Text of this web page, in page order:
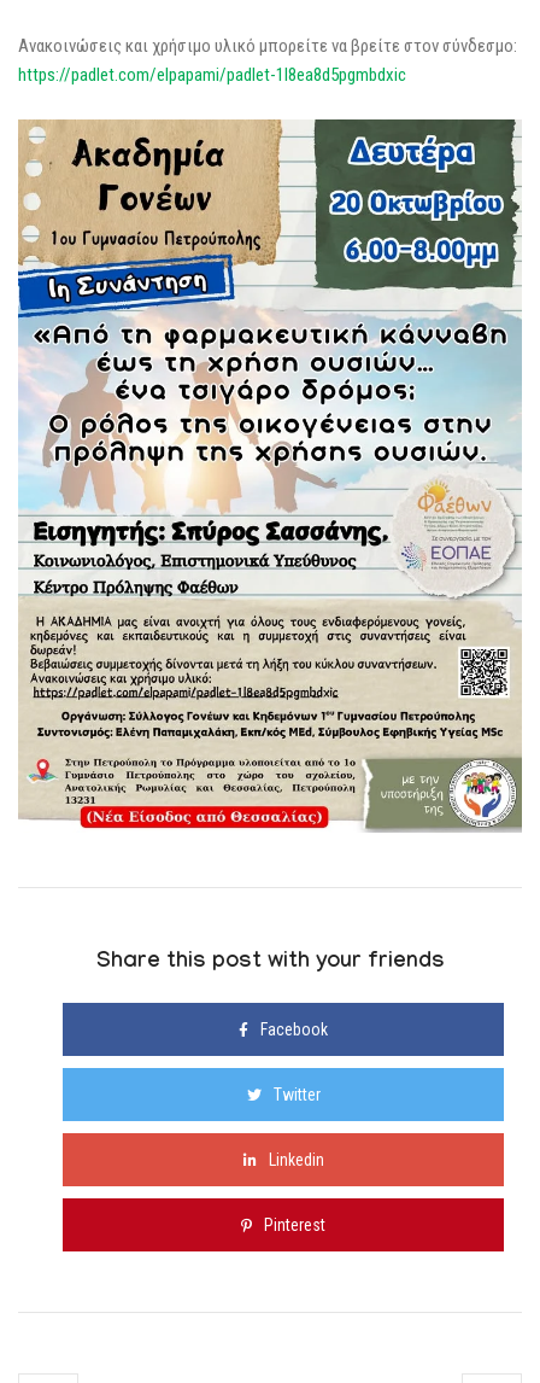
Ανακοινώσεις και χρήσιμο υλικό μπορείτε να βρείτε στον σύνδεσμο:
https://padlet.com/elpapami/padlet-1l8ea8d5pgmbdxic
Share this post with your friends
Facebook
Twitter
Linkedin
Pinterest